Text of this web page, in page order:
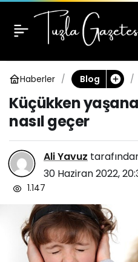
Haberler Blog
Küçükken
nasıl geçer
Ali Yavuz
30 Haziran 2022,
1.147
Küçükken yaşanan
travmalar nasıl geçer